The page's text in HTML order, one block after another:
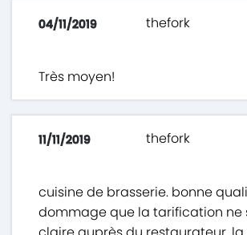
04/11/2019 thefork
Très moyen!
11/11/2019 thefork
cuisine de brasserie. bonne
dommage que la tarification ne